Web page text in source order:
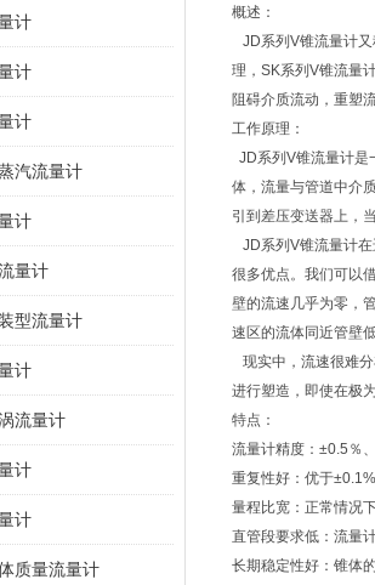
计
计
计
汽流量计
计
量计
型流量计
计
流量计
计
计
质量流量计
概述：
JD系列V锥流量计
理，SK系列V锥流量
阻碍介质流动，重塑
工作原理：
JD系列V锥流量计是
体，流量与管道中介
引到差压变送器上，
JD系列V锥流量计
很多优点。我们可以
壁的流速几乎为零，
速区的流体同近管壁
现实中，流速很难
进行塑造，即使在极
特点：
流量计精度：±0.5％
重复性好：优于±0.1%
量程比宽：正常情况
直管段要求低：流量
长期稳定性好：锥体